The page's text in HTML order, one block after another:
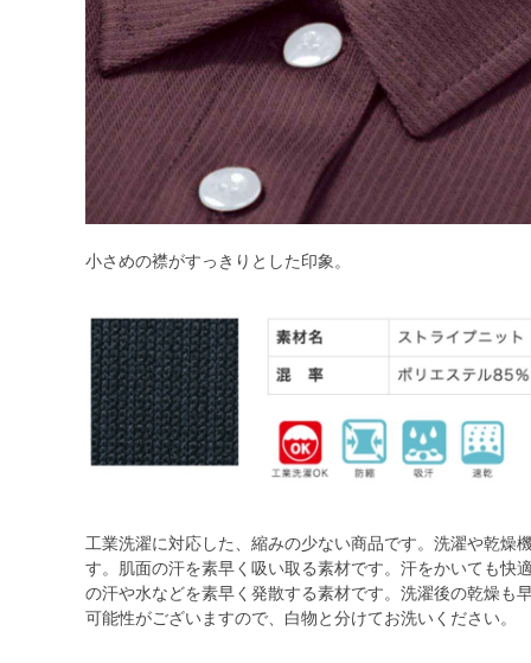
小さめの襟がすっきりとした印象。
工業洗濯に対応した、縮みの少ない商品です。洗濯や乾燥
す。肌面の汗を素早く吸い取る素材です。汗をかいても快
の汗や水などを素早く発散する素材です。洗濯後の乾燥も
可能性がございますので、白物と分けてお洗いください。